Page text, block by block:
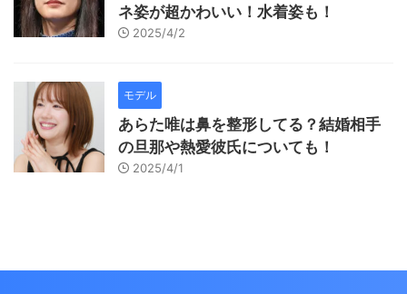
ネ姿が超かわいい！水着姿も！
2025/4/2
モデル
あらた唯は鼻を整形してる？結婚相手
の旦那や熱愛彼氏についても！
2025/4/1